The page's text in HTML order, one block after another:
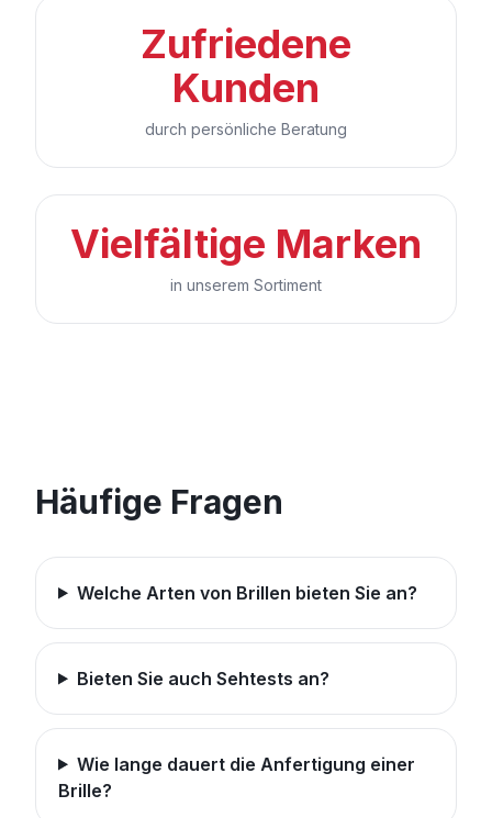
Zufriedene
Kunden
durch persönliche Beratung
Vielfältige Marken
in unserem Sortiment
Häufige Fragen
Welche Arten von Brillen bieten Sie an?
Bieten Sie auch Sehtests an?
Wie lange dauert die Anfertigung einer
Brille?